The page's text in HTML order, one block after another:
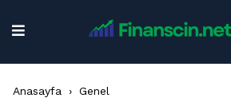
Anasayfa › Genel